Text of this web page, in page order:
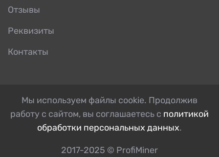
Отзывы
Реквизиты
Контакты
Мы используем файлы cookie. Продолжив
работу с сайтом, вы соглашаетесь с политикой
обработки персональных данных.
2017-2025 © ProfiMiner